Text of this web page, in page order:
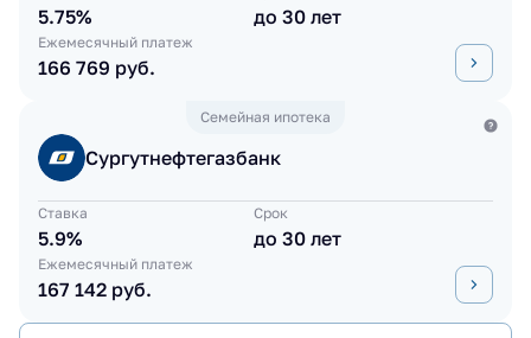
5.75% до 30 лет
Ежемесячный платеж
166 769 руб.
Семейная ипотека
Сургутнефтегазбанк
Ставка
5.9%
Срок
до 30 лет
Ежемесячный платеж
167 142 руб.